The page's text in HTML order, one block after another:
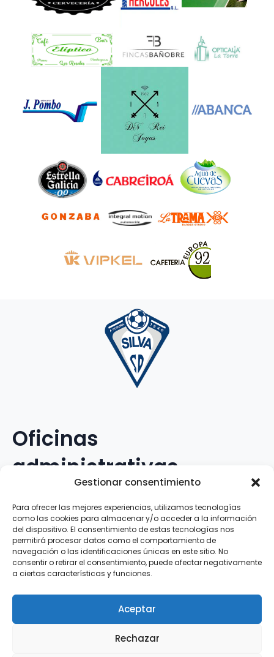
Gestionar consentimiento
Para ofrecer las mejores experiencias, utilizamos tecnologías
como las cookies para almacenar y/o acceder a la información
del dispositivo. El consentimiento de estas tecnologías nos
permitirá procesar datos como el comportamiento de
navegación o las identificaciones únicas en este sitio. No
consentir o retirar el consentimiento, puede afectar negativamente
a ciertas características y funciones.
Aceptar
Rechazar
Oficinas
administrativas
Avenida Galileo Galilei, 12
15.008 · A Coruña · España
Teléfono:881.069.303
WhatsApp:616.897.466